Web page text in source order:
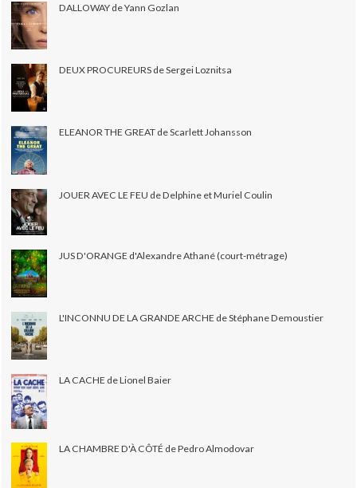
DALLOWAY de Yann Gozlan
DEUX PROCUREURS de Sergei Loznitsa
ELEANOR THE GREAT de Scarlett Johansson
JOUER AVEC LE FEU de Delphine et Muriel Coulin
JUS D'ORANGE d'Alexandre Athané (court-métrage)
L'INCONNU DE LA GRANDE ARCHE de Stéphane Demoustier
LA CACHE de Lionel Baier
LA CHAMBRE D'À CÔTÉ de Pedro Almodovar